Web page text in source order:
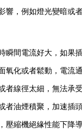
響，例如燈光變暗或
瞬間電流好大，如果
氧化或者鬆動，電流
者線徑太細，無法承
者油煙積聚，加速插
壓縮機絕緣性能下降